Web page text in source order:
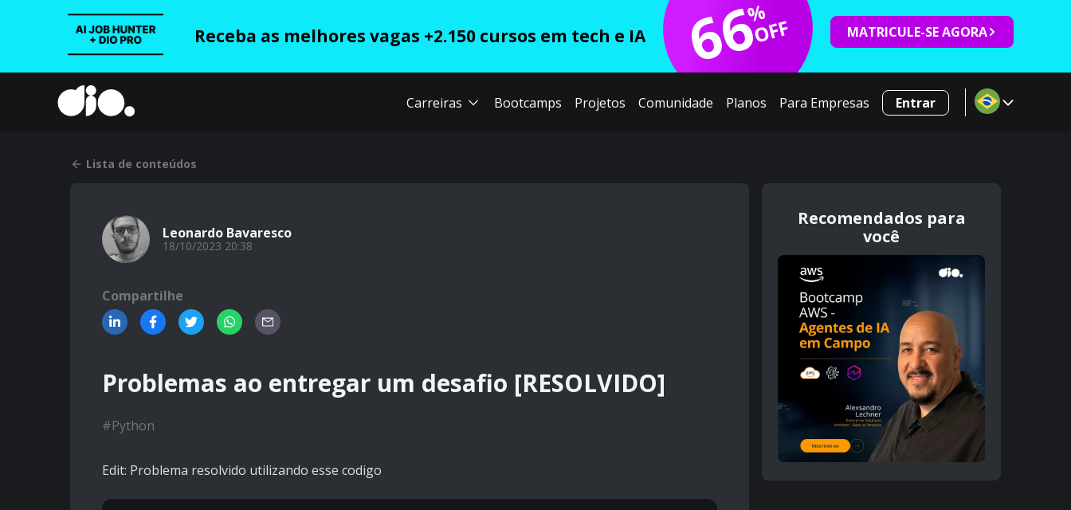
Receba as melhores vagas +2.150 cursos em tech e IA 66
%
OFF MATRICULE-SE AGORA
Carreiras Bootcamps Projetos Comunidade Planos Para Empresas Entrar
Lista de conteúdos
Leonardo Bavaresco
18/10/2023 20:38
Compartilhe
Problemas ao entregar um desafio [RESOLVIDO]
#Python
Edit: Problema resolvido utilizando esse codigo
Recomendados para
você